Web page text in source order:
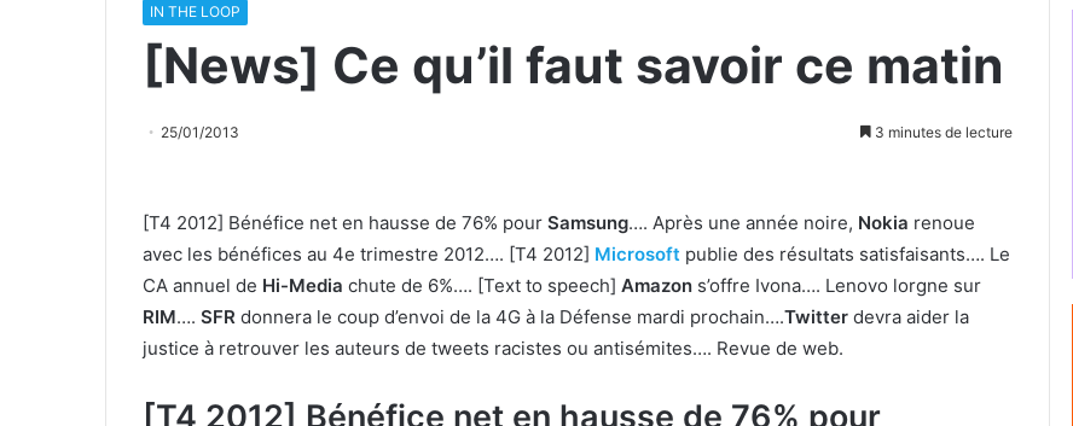
IN THE LOOP
[News] Ce qu’il faut savoir ce matin
25/01/2013 3 minutes de lecture
[T4 2012] Bénéfice net en hausse de 76% pour Samsung…. Après une année noire, Nokia renoue
avec les bénéfices au 4e trimestre 2012…. [T4 2012] Microsoft publie des résultats satisfaisants…. Le
CA annuel de Hi-Media chute de 6%…. [Text to speech] Amazon s’offre Ivona…. Lenovo lorgne sur
RIM…. SFR donnera le coup d’envoi de la 4G à la Défense mardi prochain….Twitter devra aider la
justice à retrouver les auteurs de tweets racistes ou antisémites…. Revue de web.
[T4 2012] Bénéfice net en hausse de 76% pour